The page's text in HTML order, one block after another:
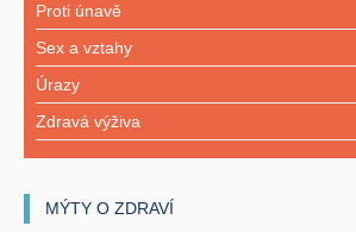
Proti únavě
Sex a vztahy
Úrazy
Zdravá výživa
MÝTY O ZDRAVÍ